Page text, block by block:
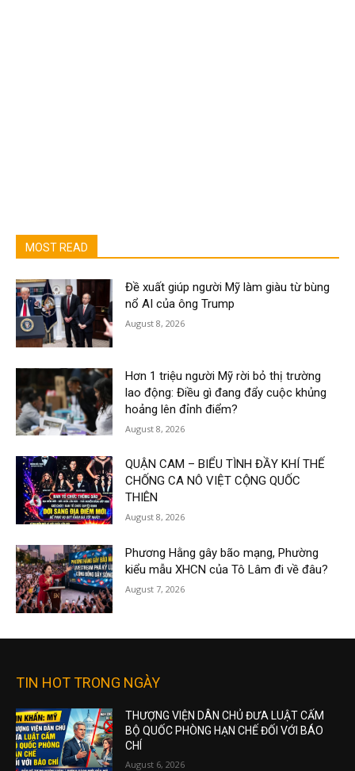
MOST READ
Đề xuất giúp người Mỹ làm giàu từ bùng
nổ AI của ông Trump
August 8, 2026
Hơn 1 triệu người Mỹ rời bỏ thị trường
lao động: Điều gì đang đẩy cuộc khủng
hoảng lên đỉnh điểm?
August 8, 2026
QUẬN CAM – BIỂU TÌNH ĐẦY KHÍ THẾ
CHỐNG CA NÔ VIỆT CỘNG QUỐC
THIÊN
August 8, 2026
Phương Hằng gây bão mạng, Phường
kiểu mẫu XHCN của Tô Lâm đi về đâu?
August 7, 2026
TIN HOT TRONG NGÀY
THƯỢNG VIỆN DÂN CHỦ ĐƯA LUẬT CẤM
BỘ QUỐC PHÒNG HẠN CHẾ ĐỐI VỚI BÁO
CHÍ
August 6, 2026